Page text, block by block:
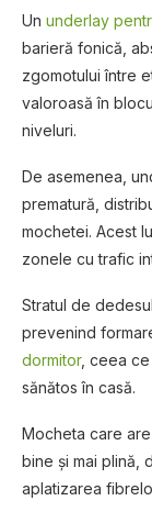
Un underlay
barieră fonică,
zgomotului între
valoroasă în
niveluri.
De asemenea,
prematură,
mochetei. Acest
zonele cu trafic
Stratul de
prevenind
dormitor, ceea ce
sănătos în casă.
Mocheta care
bine și mai plină,
aplatizarea